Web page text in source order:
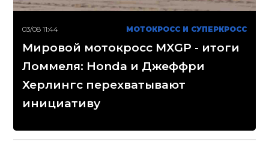
03/08 11:44 МОТОКРОСС И СУПЕРКРОСС
Мировой мотокросс MXGP - итоги
Ломмеля: Honda и Джеффри
Херлингс перехватывают
инициативу